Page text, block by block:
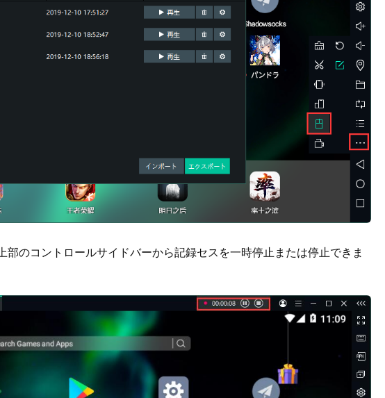
のコントロールサイドバーから記録セスを一時停止または停止できま